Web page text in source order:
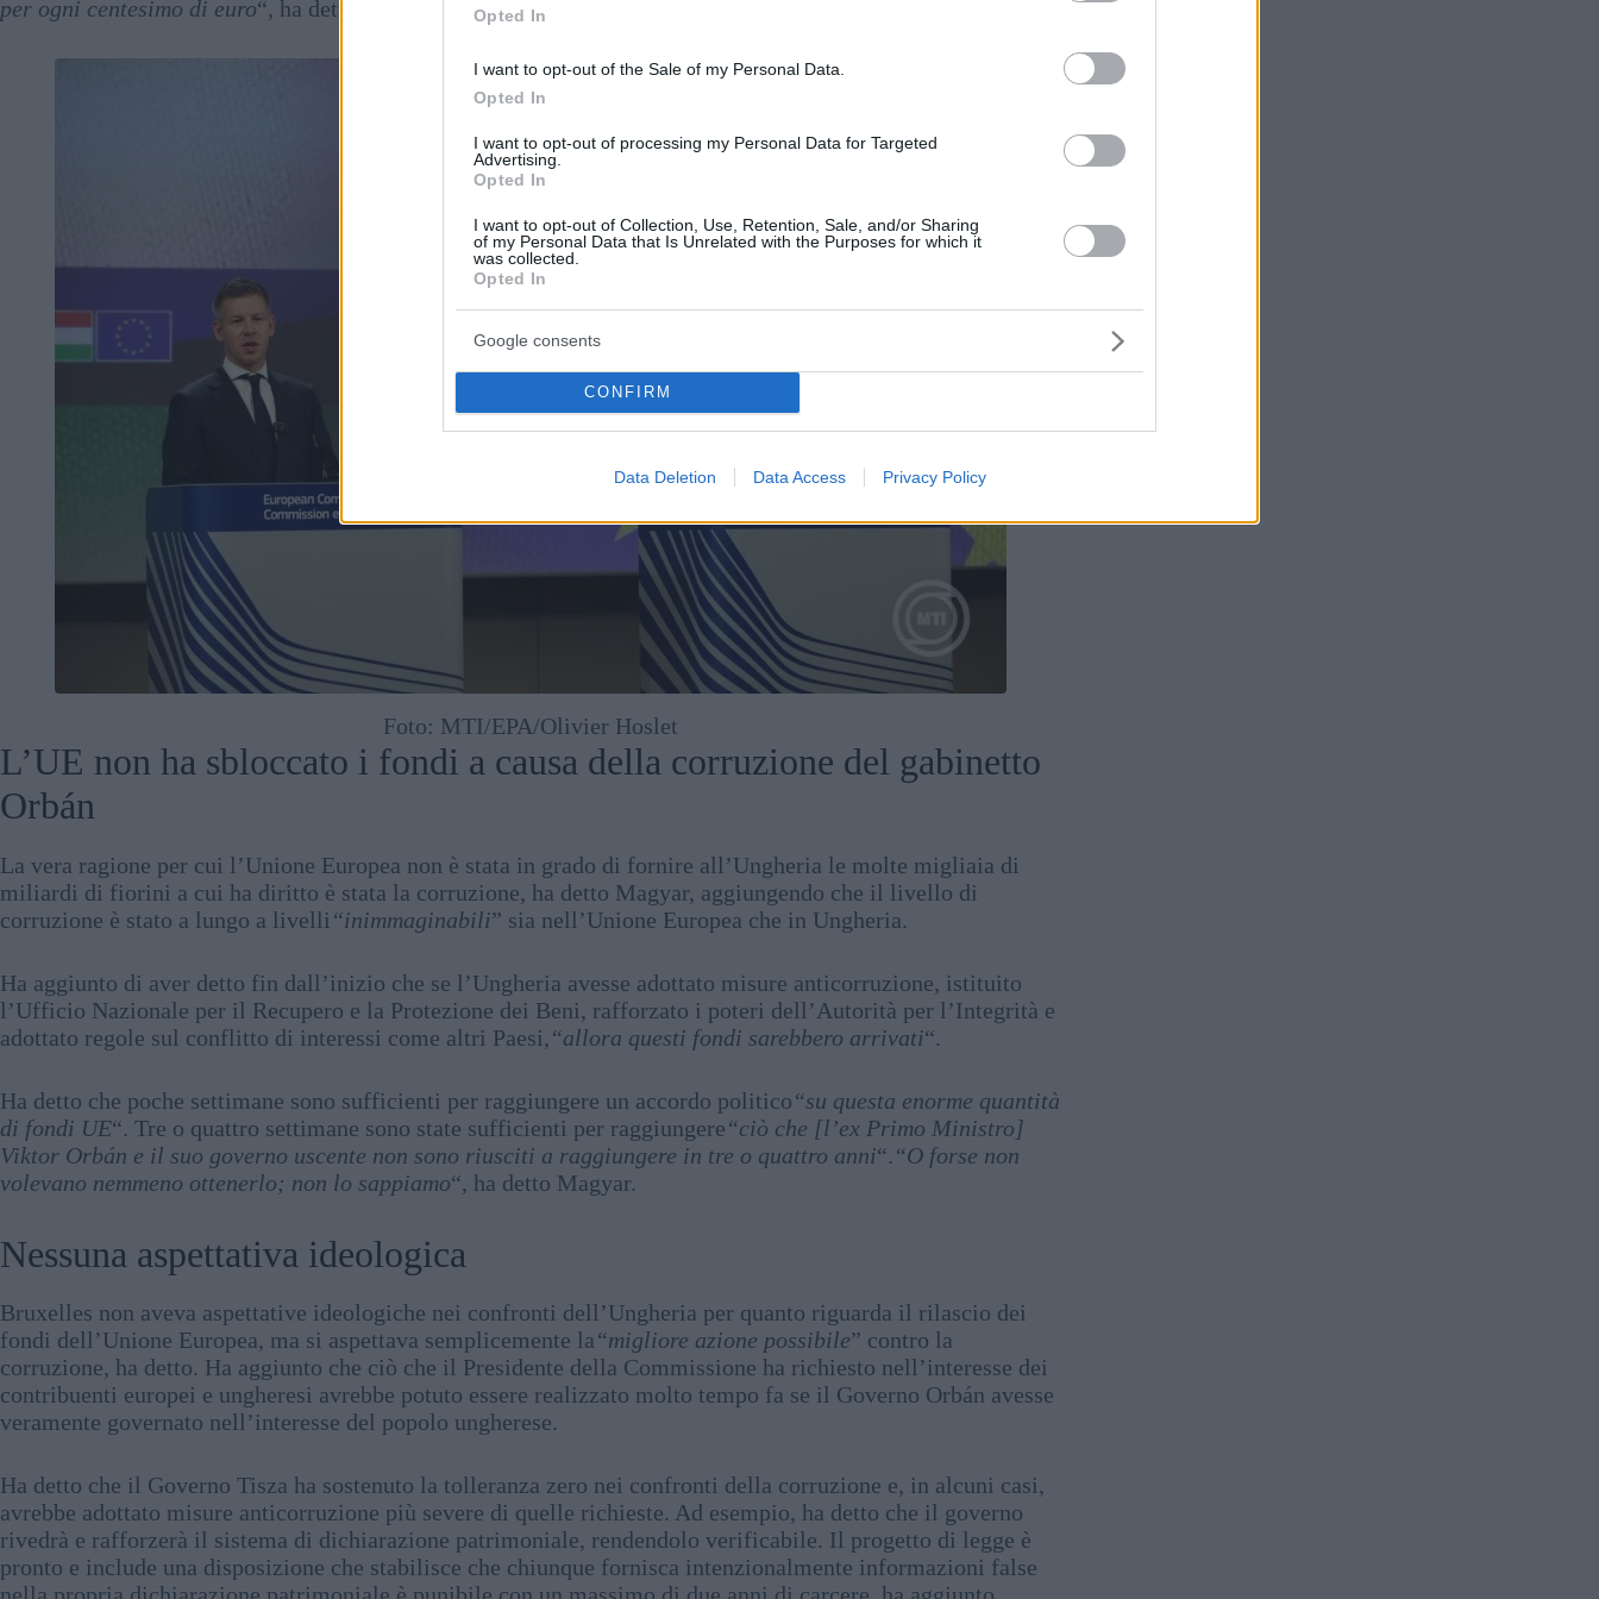
Opted In
I want to opt-out of the Sale of my Personal Data.
Opted In
I want to opt-out of processing my Personal Data for Targeted
Advertising.
Opted In
I want to opt-out of Collection, Use, Retention, Sale, and/or Sharing
of my Personal Data that Is Unrelated with the Purposes for which it
was collected.
Opted In
Google consents
CONFIRM
Data Deletion Data Access Privacy Policy
per ogni centesimo di euro“, ha detto.
Foto: MTI/EPA/Olivier Hoslet
L’UE non ha sbloccato i fondi a causa della corruzione del gabinetto
Orbán
La vera ragione per cui l’Unione Europea non è stata in grado di fornire all’Ungheria le molte migliaia di
miliardi di fiorini a cui ha diritto è stata la corruzione, ha detto Magyar, aggiungendo che il livello di
corruzione è stato a lungo a livelli “inimmaginabili” sia nell’Unione Europea che in Ungheria.
Ha aggiunto di aver detto fin dall’inizio che se l’Ungheria avesse adottato misure anticorruzione, istituito
l’Ufficio Nazionale per il Recupero e la Protezione dei Beni, rafforzato i poteri dell’Autorità per l’Integrità e
adottato regole sul conflitto di interessi come altri Paesi, “allora questi fondi sarebbero arrivati“.
Ha detto che poche settimane sono sufficienti per raggiungere un accordo politico“su questa enorme quantità
di fondi UE“. Tre o quattro settimane sono state sufficienti per raggiungere“ciò che [l’ex Primo Ministro]
Viktor Orbán e il suo governo uscente non sono riusciti a raggiungere in tre o quattro anni“. “O forse non
volevano nemmeno ottenerlo; non lo sappiamo“, ha detto Magyar.
Nessuna aspettativa ideologica
Bruxelles non aveva aspettative ideologiche nei confronti dell’Ungheria per quanto riguarda il rilascio dei
fondi dell’Unione Europea, ma si aspettava semplicemente la “migliore azione possibile” contro la
corruzione, ha detto. Ha aggiunto che ciò che il Presidente della Commissione ha richiesto nell’interesse dei
contribuenti europei e ungheresi avrebbe potuto essere realizzato molto tempo fa se il Governo Orbán avesse
veramente governato nell’interesse del popolo ungherese.
Ha detto che il Governo Tisza ha sostenuto la tolleranza zero nei confronti della corruzione e, in alcuni casi,
avrebbe adottato misure anticorruzione più severe di quelle richieste. Ad esempio, ha detto che il governo
rivedrà e rafforzerà il sistema di dichiarazione patrimoniale, rendendolo verificabile. Il progetto di legge è
pronto e include una disposizione che stabilisce che chiunque fornisca intenzionalmente informazioni false